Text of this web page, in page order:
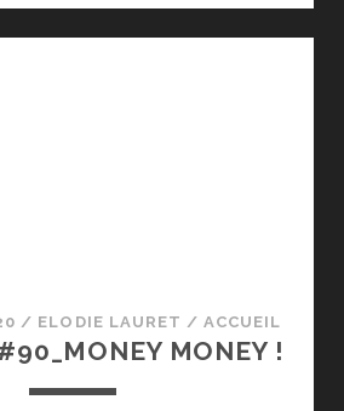
/ ELODIE LAURET /ACCUEIL
MONEY !